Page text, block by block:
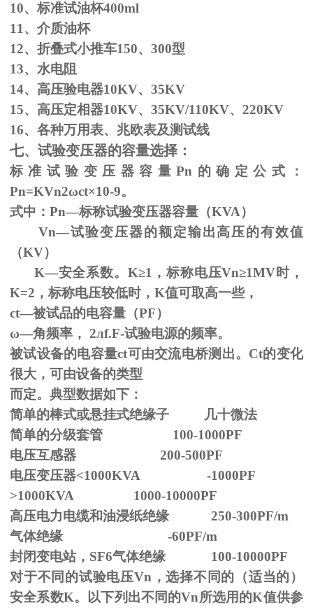
10、标准试油杯400ml
11、介质油杯
12、折叠式小推车150、 300型
13、水电阻
14、高压验电器10KV、 35KV
15、高压定相器10KV、 35KV/110KV、 220KV
16、各种万用表、兆欧表及测试线
七、试验变压器的容量选择：
标准试验变压器容量Pn 的确定公式：
Pn=KVn2ωct×10-9。
式中： Pn—标称试验变压器容量（KVA）
Vn—试验变压器的额定输出高压的有效值
（KV）
K—安全系数。 K≥1，标称电压Vn≥1MV时，
K=2，标称电压较低时，K值可取高一些，
ct—被试品的电容量（PF）
ω—角频率， 2лf.F-试验电源的频率。
被试设备的电容量ct可由交流电桥测出。Ct的变化
很大，可由设备的类型
而定。典型数据如下：
简单的棒式或悬挂式绝缘子 几十微法
简单的分级套管 100-1000PF
电压互感器 200-500PF
电压变压器<1000KVA -1000PF
>1000KVA 1000-10000PF
高压电力电缆和油浸纸绝缘 250-300PF/m
气体绝缘 -60PF/m
封闭变电站，SF6气体绝缘 100-10000PF
对于不同的试验电压Vn ，选择不同的（适当的）
安全系数K。以下列出不同的Vn所选用的K值供参